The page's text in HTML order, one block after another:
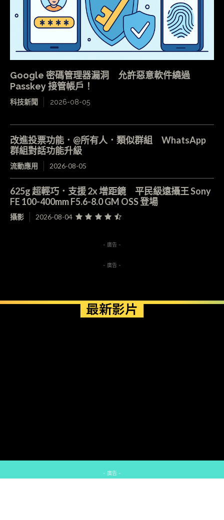
Google 密碼管理器漏洞 允許惡意軟件繞過
Passkey 接管帳戶！
科技新聞 2026-08-05
改進投票功能．@所有人．類似群組 WhatsApp
群組對話功能升級
流動應用 2026-08-05
625g 超輕巧．支援 2x 增距鏡 平民級遠攝王 Sony
FE 100-400mm F5.6-8.0 GM OSS 登場
攝影 2026-08-04
- 廣告 -
- 廣告 -
最新影片
- 廣告 -